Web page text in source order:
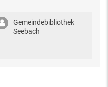
Gemeindebibliothek
Seebach